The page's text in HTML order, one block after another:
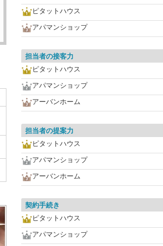
ピタットハウス
アパマンショップ
担当者の接客力
ピタットハウス
アパマンショップ
アーバンホーム
担当者の提案力
ピタットハウス
アパマンショップ
アーバンホーム
契約手続き
ピタットハウス
アパマンショップ